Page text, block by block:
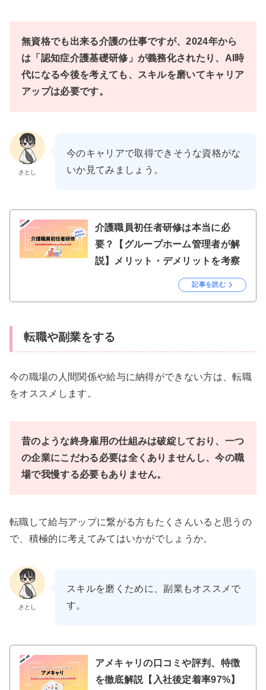
無資格でも出来る介護の仕事ですが、2024年から
は「認知症介護基礎研修」が義務化されたり、AI時
代になる今後を考えても、スキルを磨いてキャリア
アップは必要です。
さとし
今のキャリアで取得できそうな資格がな
いか見てみましょう。
介護職員初任者研修は本当に必
要？【グループホーム管理者が解
説】メリット・デメリットを考察
記事を読む
転職や副業をする
今の職場の人間関係や給与に納得ができない方は、転職
をオススメします。
昔のような終身雇用の仕組みは破綻しており、一つ
の企業にこだわる必要は全くありませんし、今の職
場で我慢する必要もありません。
転職して給与アップに繋がる方もたくさんいると思うの
で、積極的に考えてみてはいかがでしょうか。
さとし
スキルを磨くために、副業もオススメで
す。
アメキャリの口コミや評判、特徴
を徹底解説【入社後定着率97%】